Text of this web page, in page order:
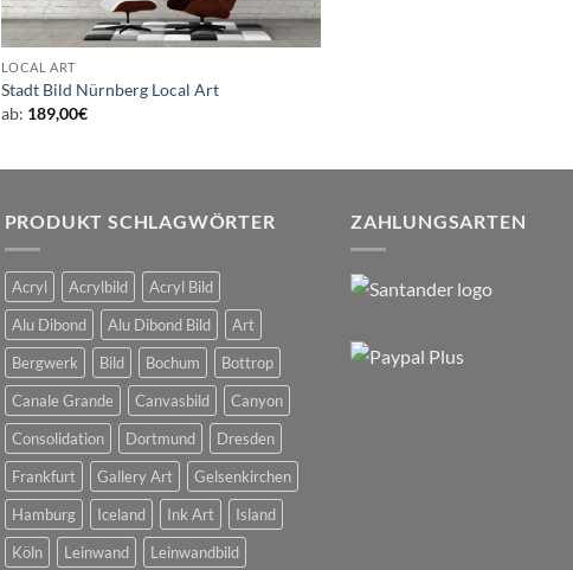
LOCAL ART
Stadt Bild Nürnberg Local Art
ab: 189,00€
PRODUKT SCHLAGWÖRTER
Acryl Acrylbild
Acryl Bild
Alu Dibond
Alu Dibond Bild
Art
Bergwerk
Bild Bochum
Bottrop
Canale Grande
Canvasbild
Canyon
Consolidation
Dortmund
Dresden
Frankfurt
Gallery Art
Gelsenkirchen
Hamburg
Iceland Ink Art
Island
Köln
Leinwand Leinwandbild
ZAHLUNGSARTEN